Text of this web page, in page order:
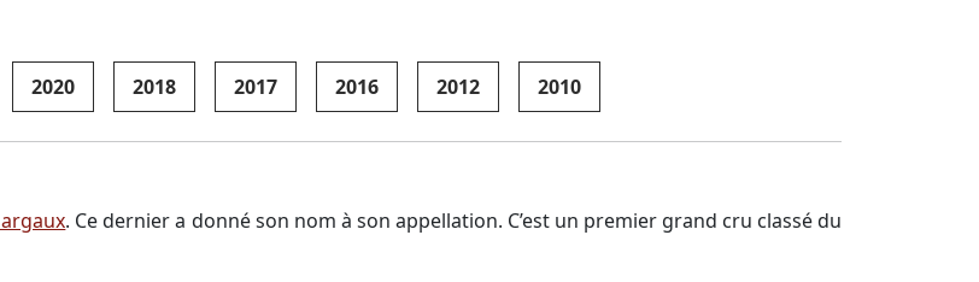
2020 2018 2017 2016 2012 2010
. Ce dernier a donné son nom à son appellation. C’est un premier grand cru classé du